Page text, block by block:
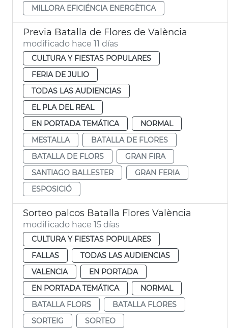
MILLORA EFICIÉNCIA ENERGÈTICA
Previa Batalla de Flores de València
modificado hace 11 días
CULTURA Y FIESTAS POPULARES
FERIA DE JULIO
TODAS LAS AUDIENCIAS
EL PLA DEL REAL
EN PORTADA TEMÁTICA
NORMAL
MESTALLA
BATALLA DE FLORES
BATALLA DE FLORS
GRAN FIRA
SANTIAGO BALLESTER
GRAN FERIA
ESPOSICIÓ
Sorteo palcos Batalla Flores València
modificado hace 15 días
CULTURA Y FIESTAS POPULARES
FALLAS
TODAS LAS AUDIENCIAS
VALENCIA
EN PORTADA
EN PORTADA TEMÁTICA
NORMAL
BATALLA FLORS
BATALLA FLORES
SORTEIG
SORTEO